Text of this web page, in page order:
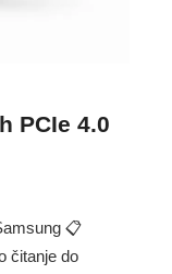
PCIe 4.0
📋
čitanje do